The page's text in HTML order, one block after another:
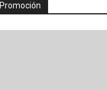
Promoción